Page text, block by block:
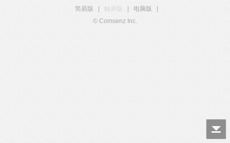
简易版
触屏版 电脑版
© Comsenz Inc.